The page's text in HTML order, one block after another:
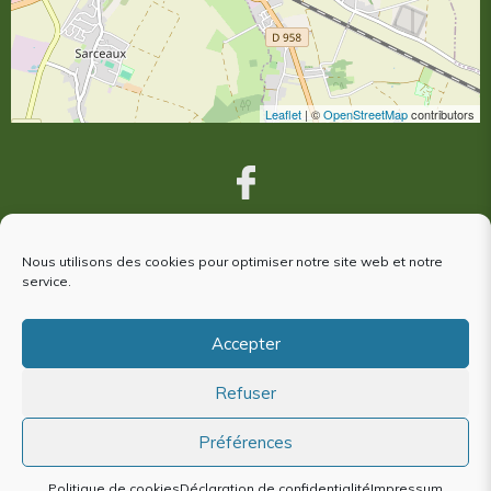
Nous utilisons des cookies pour optimiser notre site web et notre
service.
Accepter
Refuser
Préférences
Leaflet | ©OpenStreetMapcontributors
VOUS ÊTES VENUS À ARGENTAN,
Plan du site
Politique de cookies (EU)